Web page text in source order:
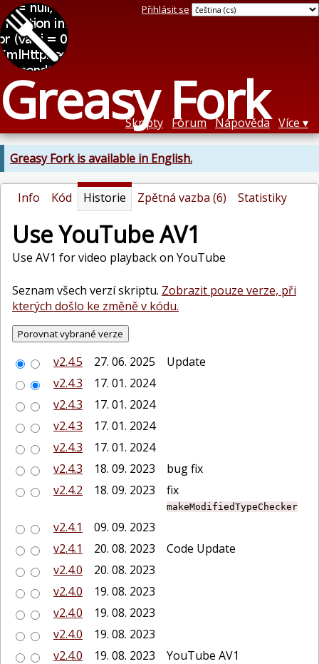
Greasy Fork
Přihlásit se
Skripty Fórum Nápověda Více
Greasy Fork is available in English.
Info Kód Historie Zpětná vazba (6) Statistiky
Use YouTube AV1
Use AV1 for video playback on YouTube
Seznam všech verzí skriptu. Zobrazit pouze verze, při
kterých došlo ke změně v kódu.
v2.4.5 27. 06. 2025
Update
v2.4.3
17. 01. 2024
v2.4.3
17. 01. 2024
v2.4.3
17. 01. 2024
v2.4.3
17. 01. 2024
v2.4.3
18. 09. 2023
bug fix
v2.4.2
18. 09. 2023 fix
makeModifiedTypeChecker
v2.4.1
09. 09. 2023
v2.4.1
20. 08. 2023
Code Update
v2.4.0
20. 08. 2023
v2.4.0
19. 08. 2023
v2.4.0
19. 08. 2023
v2.4.0
19. 08. 2023
v2.4.0
19. 08. 2023
YouTube AV1